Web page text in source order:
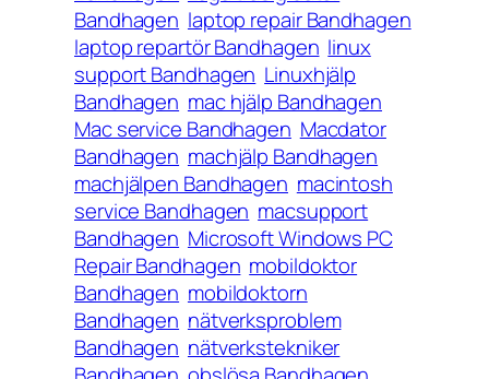
Bandhagen laptop repair Bandhagen
laptop repartör Bandhagen linux
support Bandhagen Linuxhjälp
Bandhagen mac hjälp Bandhagen
Mac service Bandhagen Macdator
Bandhagen machjälp Bandhagen
machjälpen Bandhagen macintosh
service Bandhagen macsupport
Bandhagen Microsoft Windows PC
Repair Bandhagen mobildoktor
Bandhagen mobildoktorn
Bandhagen nätverksproblem
Bandhagen nätverkstekniker